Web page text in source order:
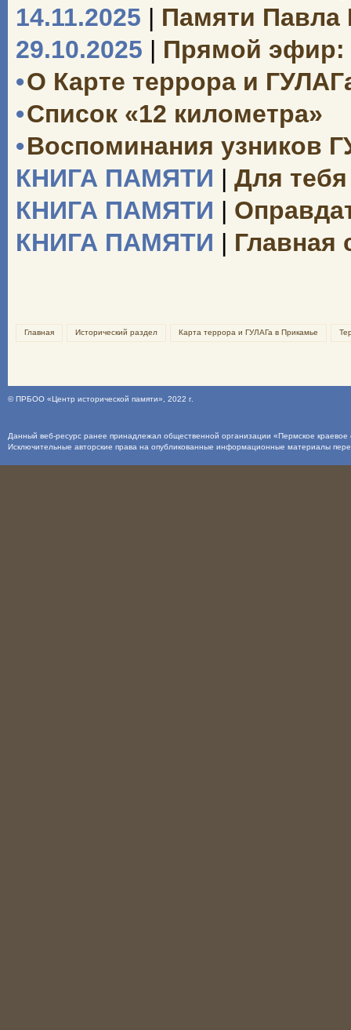
14.11.2025 | Памяти Павла
29.10.2025 | Прямой эфир:
•О Карте террора и
•Список «12 километра»
•Воспоминания узников
КНИГА ПАМЯТИ | Для
КНИГА ПАМЯТИ |
КНИГА ПАМЯТИ | Главная
Главная Исторический раздел Карта террора и ГУЛАГа в Прикамье
©ПРБОО «Центр исторической памяти» , 2022 г.
Данный веб-ресурс ранее принадлежал общественной организации «Пермское
Исключительные авторские права на опубликованные информационные материалы